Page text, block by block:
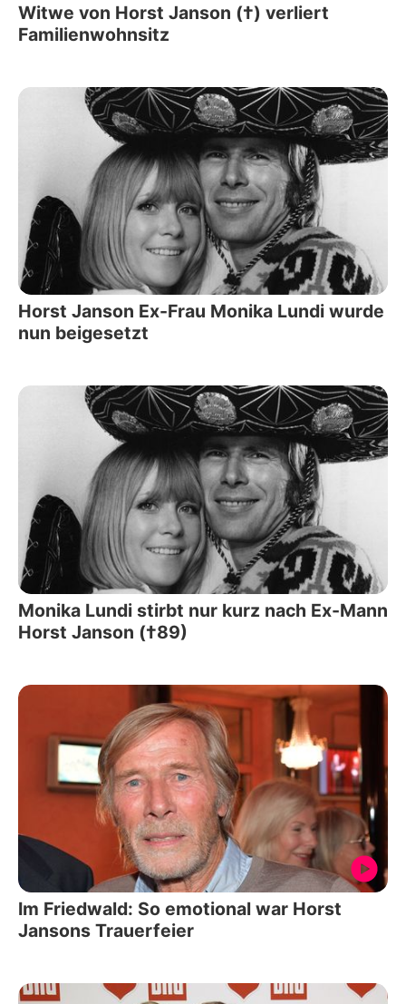
Witwe von Horst Janson (†) verliert
Familienwohnsitz
Horst Janson Ex-Frau Monika Lundi wurde
nun beigesetzt
Monika Lundi stirbt nur kurz nach Ex-Mann
Horst Janson (†89)
Im Friedwald: So emotional war Horst
Jansons Trauerfeier